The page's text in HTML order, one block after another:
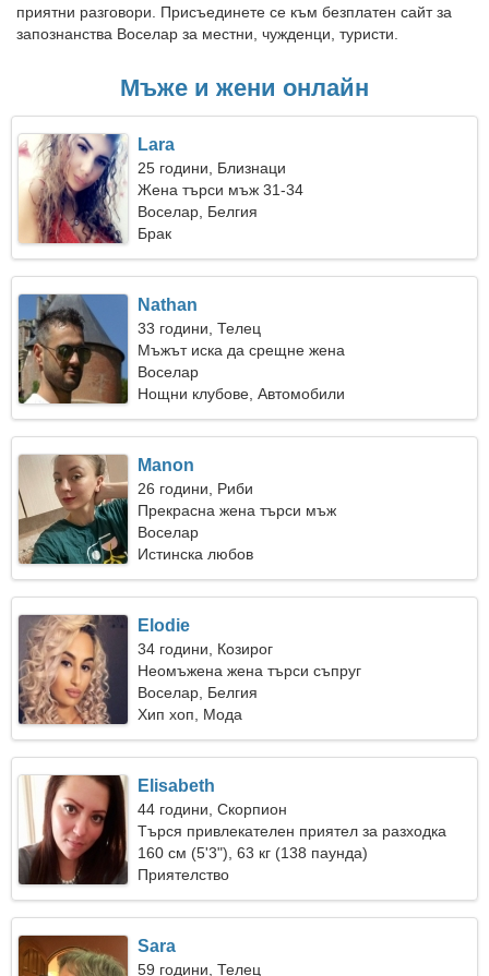
приятни разговори. Присъединете се към безплатен сайт за
запознанства Воселар за местни, чужденци, туристи.
Мъже и жени онлайн
Lara
25 години, Близнаци
Жена търси мъж 31-34
Воселар, Белгия
Брак
Nathan
33 години, Телец
Мъжът иска да срещне жена
Воселар
Нощни клубове, Автомобили
Manon
26 години, Риби
Прекрасна жена търси мъж
Воселар
Истинска любов
Elodie
34 години, Козирог
Неомъжена жена търси съпруг
Воселар, Белгия
Хип хоп, Мода
Elisabeth
44 години, Скорпион
Търся привлекателен приятел за разходка
160 см (5'3"), 63 кг (138 паунда)
Приятелство
Sara
59 години, Телец